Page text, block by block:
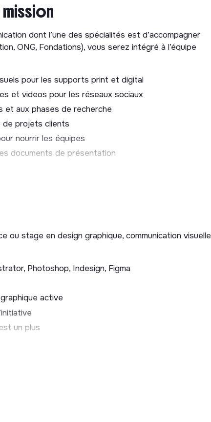
dont l’une des spécialités est d’accompagner
ONG, Fondations), vous serez intégré à l’équipe
pour les supports print et digital
et videos pour les réseaux sociaux
aux phases de recherche
de projets clients
nourrir les équipes
documents de présentation
ou stage en design graphique, communication visuelle
Photoshop, Indesign, Figma
active
un plus